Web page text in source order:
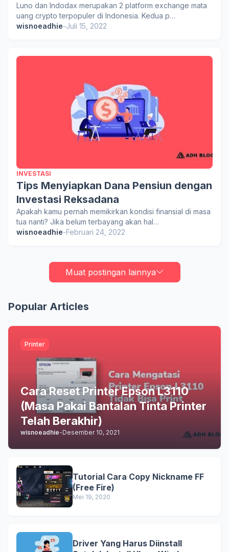
Luno dan Indodax merupakan 2 platform exchange mata
uang crypto terpopuler di Indonesia. Kedua p…
wisnoeadhie-Juli 15, 2022
INVESTASI
Tips Menyiapkan Dana Pensiun dengan
Investasi Reksadana
Apakah kamu pernah memikirkan kondisi finansial di masa
tua nanti? Jika belum terbayang akan hal…
wisnoeadhie-Februari 24, 2022
Muat postingan lainnya
Popular Articles
Printer
Cara Reset Printer Epson L3110
(Masa Pakai Bantalan Tinta Printer
Telah Berakhir)
wisnoeadhie-Desember 10, 2021
Tutorial Cara Copy Nickname FF
(Free Fire)
Mei 19, 2020
Driver Yang Harus Diinstall